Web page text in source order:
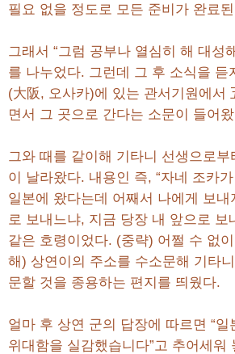
필요 없을 정도로 모든 준비가 완료
그래서 “그럼 공부나 열심히 해 대성
를 나누었다. 그런데 그 후 소식을 듣
(大阪, 오사카)에 있는 관서기원에서
면서 그 곳으로 간다는 소문이 들어
그와 때를 같이해 기타니 선생으로
이 날라왔다. 내용인 즉, “자네 조카
일본에 왔다는데 어째서 나에게 보내
로 보내느냐, 지금 당장 내 앞으로 보
같은 호령이었다. (중략) 어쩔 수 없
해) 상연이의 주소를 수소문해 기타
문할 것을 종용하는 편지를 띄웠다.
얼마 후 상연 군의 답장에 따르면 “일
위대함을 실감했습니다”고 추어세워